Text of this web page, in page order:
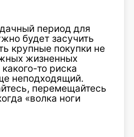
период для
будет засучить
крупные покупки не
жизненных
то риска
неподходящий.
перемещайтесь
«волка ноги